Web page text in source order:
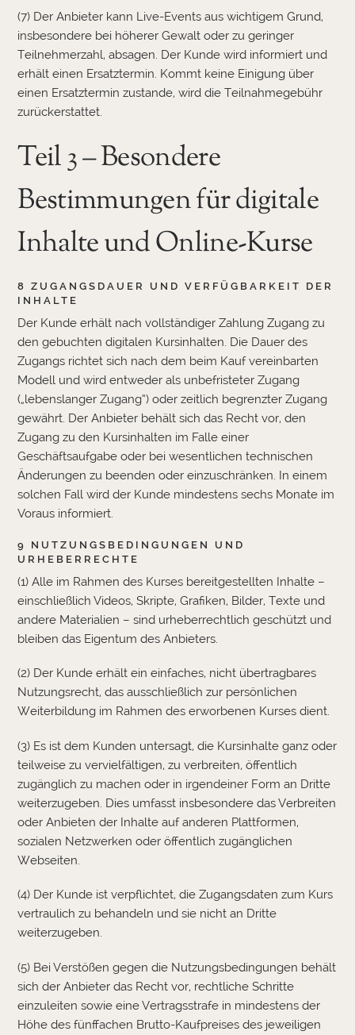
(7) Der Anbieter kann Live-Events aus wichtigem Grund,
insbesondere bei höherer Gewalt oder zu geringer
Teilnehmerzahl, absagen. Der Kunde wird informiert und
erhält einen Ersatztermin. Kommt keine Einigung über
einen Ersatztermin zustande, wird die Teilnahmegebühr
zurückerstattet.
Teil 3 – Besondere
Bestimmungen für digitale
Inhalte und Online-Kurse
8 ZUGANGSDAUER UND VERFÜGBARKEIT DER
INHALTE
Der Kunde erhält nach vollständiger Zahlung Zugang zu
den gebuchten digitalen Kursinhalten. Die Dauer des
Zugangs richtet sich nach dem beim Kauf vereinbarten
Modell und wird entweder als unbefristeter Zugang
(„lebenslanger Zugang“) oder zeitlich begrenzter Zugang
gewährt. Der Anbieter behält sich das Recht vor, den
Zugang zu den Kursinhalten im Falle einer
Geschäftsaufgabe oder bei wesentlichen technischen
Änderungen zu beenden oder einzuschränken. In einem
solchen Fall wird der Kunde mindestens sechs Monate im
Voraus informiert.
9 NUTZUNGSBEDINGUNGEN UND
URHEBERRECHTE
(1) Alle im Rahmen des Kurses bereitgestellten Inhalte –
einschließlich Videos, Skripte, Grafiken, Bilder, Texte und
andere Materialien – sind urheberrechtlich geschützt und
bleiben das Eigentum des Anbieters.
(2) Der Kunde erhält ein einfaches, nicht übertragbares
Nutzungsrecht, das ausschließlich zur persönlichen
Weiterbildung im Rahmen des erworbenen Kurses dient.
(3) Es ist dem Kunden untersagt, die Kursinhalte ganz oder
teilweise zu vervielfältigen, zu verbreiten, öffentlich
zugänglich zu machen oder in irgendeiner Form an Dritte
weiterzugeben. Dies umfasst insbesondere das Verbreiten
oder Anbieten der Inhalte auf anderen Plattformen,
sozialen Netzwerken oder öffentlich zugänglichen
Webseiten.
(4) Der Kunde ist verpflichtet, die Zugangsdaten zum Kurs
vertraulich zu behandeln und sie nicht an Dritte
weiterzugeben.
(5) Bei Verstößen gegen die Nutzungsbedingungen behält
sich der Anbieter das Recht vor, rechtliche Schritte
einzuleiten sowie eine Vertragsstrafe in mindestens der
Höhe des fünffachen Brutto-Kaufpreises des jeweiligen